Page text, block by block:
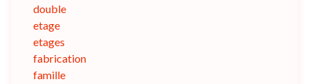
double
etage
etages
fabrication
famille